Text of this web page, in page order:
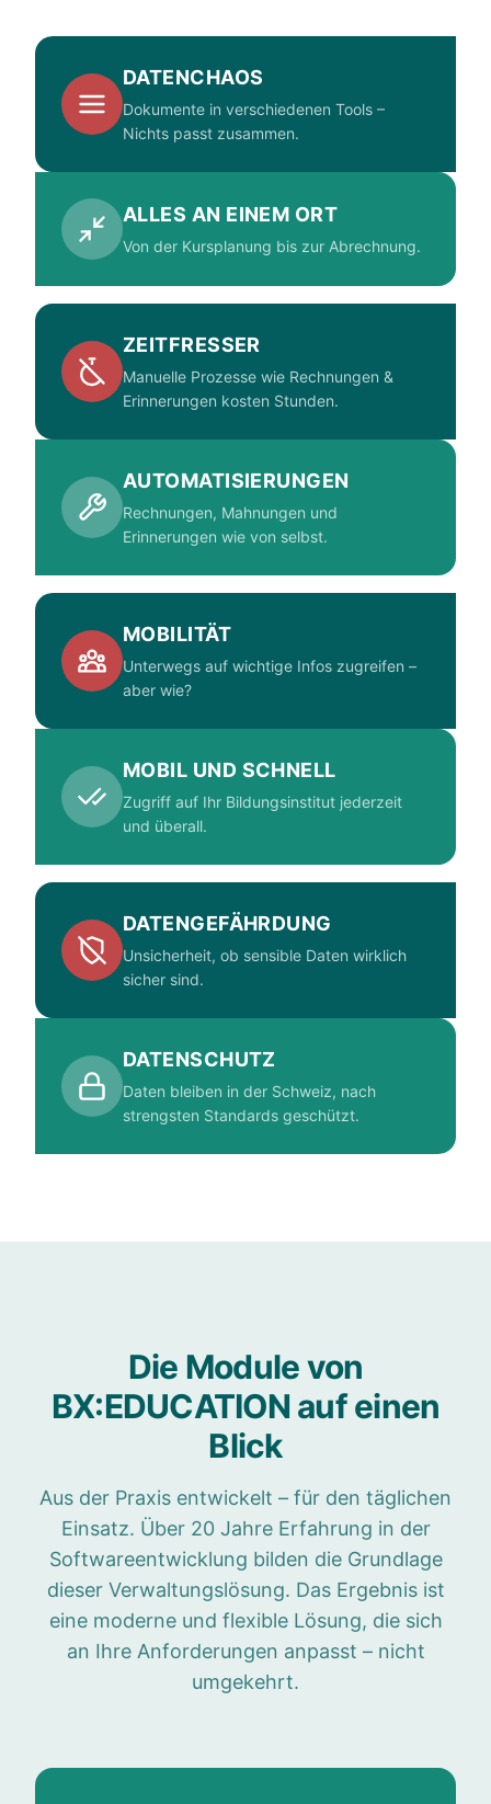
DATENCHAOS
Dokumente in verschiedenen Tools –
Nichts passt zusammen.
ALLES AN EINEM ORT
Von der Kursplanung bis zur Abrechnung.
ZEITFRESSER
Manuelle Prozesse wie Rechnungen &
Erinnerungen kosten Stunden.
AUTOMATISIERUNGEN
Rechnungen, Mahnungen und
Erinnerungen wie von selbst.
MOBILITÄT
Unterwegs auf wichtige Infos zugreifen –
aber wie?
MOBIL UND SCHNELL
Zugriff auf Ihr Bildungsinstitut jederzeit
und überall.
DATENGEFÄHRDUNG
Unsicherheit, ob sensible Daten wirklich
sicher sind.
DATENSCHUTZ
Daten bleiben in der Schweiz, nach
strengsten Standards geschützt.
Die Module von
BX:EDUCATION auf einen
Blick
Aus der Praxis entwickelt – für den täglichen
Einsatz. Über 20 Jahre Erfahrung in der
Softwareentwicklung bilden die Grundlage
dieser Verwaltungslösung. Das Ergebnis ist
eine moderne und flexible Lösung, die sich
an Ihre Anforderungen anpasst – nicht
umgekehrt.